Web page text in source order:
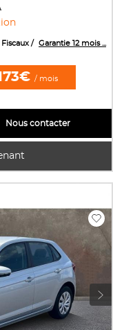
Fiscaux Garantie 12 mois ...
/ mois
Nous contacter